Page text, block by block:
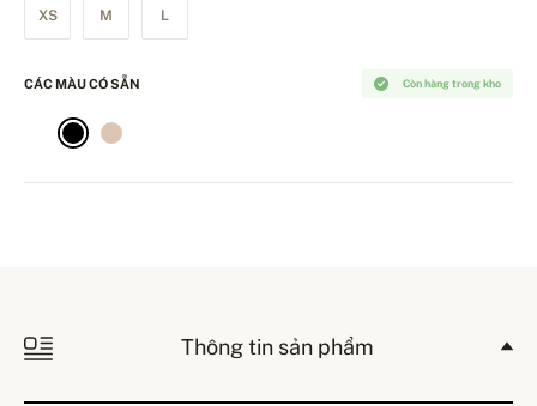
XS M L
Còn hàng trong kho
CÁC MÀU CÓ SẴN
Thông tin sản phẩm